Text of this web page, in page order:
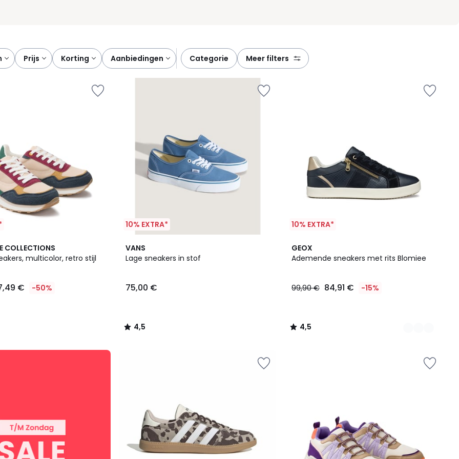
prijs korting aanbiedingen categorie meer filters
COLLECTIONS
multicolor, retro stijl
€ -50%
10% EXTRA*
VANS
Lage sneakers in stof
75,00 €
4,5
/ 5
4,5
/
10% EXTRA*
GEOX
Ademende sneakers met rits Blomiee
99,90 € 84,91 € -15%
4,5
/ 5
2
Kleuren
4,5
/